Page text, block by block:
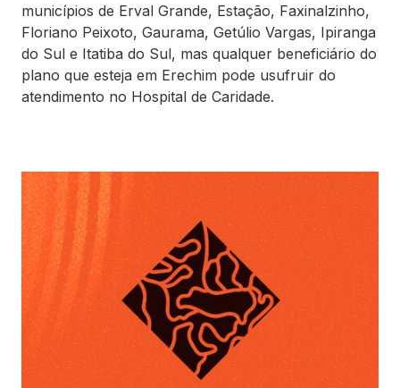
municípios de Erval Grande, Estação, Faxinalzinho,
Floriano Peixoto, Gaurama, Getúlio Vargas, Ipiranga
do Sul e Itatiba do Sul, mas qualquer beneficiário do
plano que esteja em Erechim pode usufruir do
atendimento no Hospital de Caridade.